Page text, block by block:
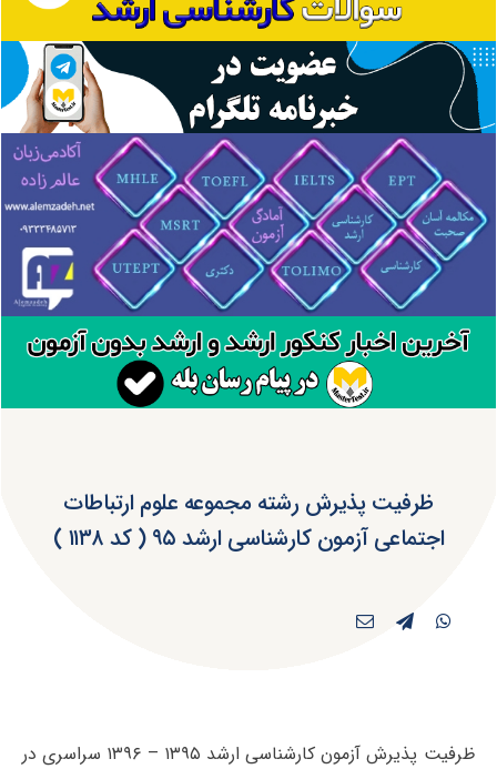
ظرفیت پذیرش رشته مجموعه علوم ارتباطات
اجتماعی آزمون کارشناسی ارشد ۹۵ ( کد ۱۱۳۸ )
ظرفیت پذیرش آزمون کارشناسی ارشد ۱۳۹۵ – ۱۳۹۶ سراسری در